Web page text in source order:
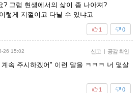
? 그럼 현생에서의 삶이 좀 나아져?
렇게 지껄이고 다닐 수 있냐고
0
1
26 15:02 신고 | 공감 확인
속 주시하겠어" 이런 말을 ㅋㅋㅋ 너 몇살
0
1